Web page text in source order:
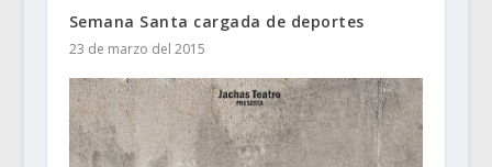
Semana Santa cargada de deportes
23 de marzo del 2015